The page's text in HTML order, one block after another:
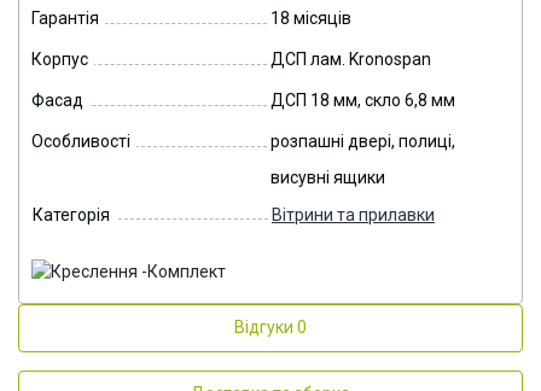
Гарантія 18 місяців
Корпус ДСП лам. Kronospan
Фасад ДСП 18 мм, скло 6,8 мм
Особливості
розпашні двері, полиці,
висувні ящики
Категорія
Вітрини та прилавки
Відгуки 0